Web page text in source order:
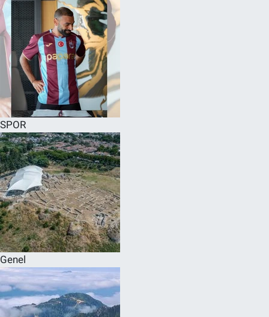
SPOR
Genel